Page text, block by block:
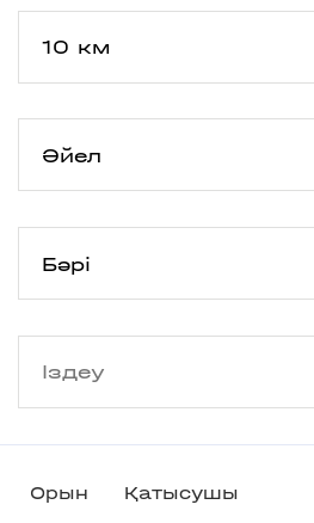
Орын Қатысушы